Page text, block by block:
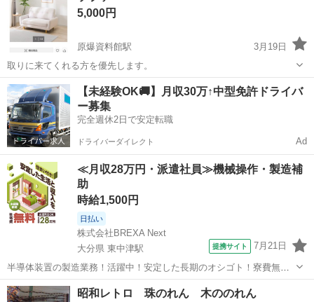
5,000円
原爆資料館駅
3月19日
取りに来てくれる方を優先します。
長崎 長崎市 原爆資料館駅 カーテン、ブラインド
【未経験OK🚚】月収30万↑中型免許ドライバ
ー募集
完全週休2日で安定転職
ドライバーダイレクト Ad
≪月収28万円・派遣社員≫機械操作・製造補
助
時給1,500円
日払い
株式会社BREXA Next
大分県 東中津駅
提携サイト 7月21日
半導体装置の製造業務！活躍中！安定した長期のオシゴト！寮費無料
★赴任旅費会社負担◎20代～40代の男性活躍中★未経験活躍中！高時
給1,500円！《大分県中津市》 人気の工場のお仕事 ◇半導体装置内部
大分 中津市 東中津駅 その他
昭和レトロ 珠のれん 木ののれん